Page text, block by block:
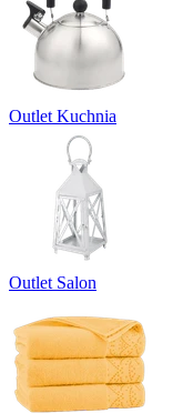
Outlet Kuchnia
Outlet Salon